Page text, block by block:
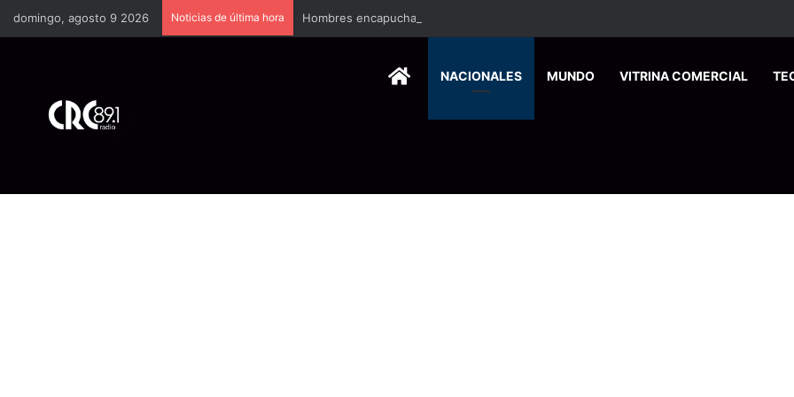
domingo, agosto 9 2026 Noticias de última hora Hombres encapuchados ingresan a hospital de Nicoya y matan a paciente a balazos
HOMENACIONALES MUNDO VITRINA COMERCIAL